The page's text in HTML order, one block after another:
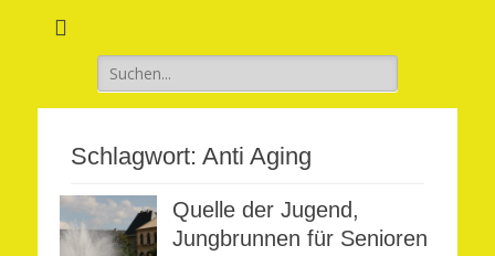
Suchen
nach:
Schlagwort: Anti Aging
Quelle der Jugend,
Jungbrunnen für Senioren